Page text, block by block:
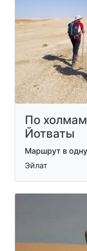
По
Йотваты
Маршрут в
Эйлат